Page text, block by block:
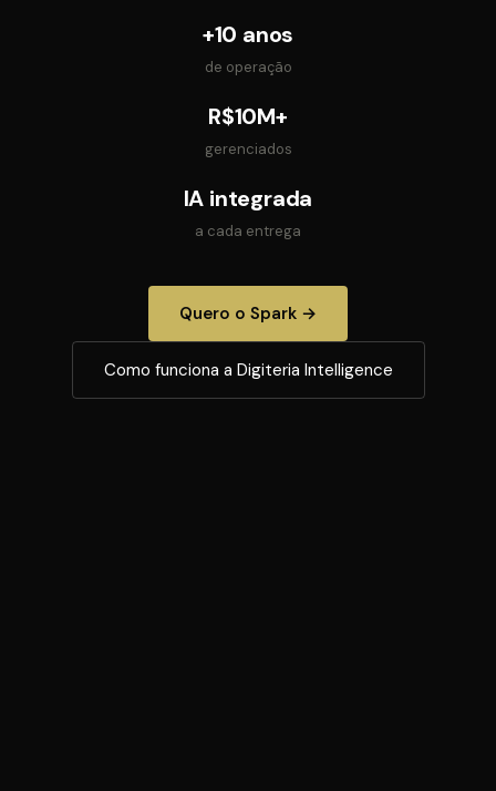
+10 anos
de operação
R$10M+
gerenciados
IA integrada
a cada entrega
Quero o Spark →
Como funciona a Digiteria Intelligence